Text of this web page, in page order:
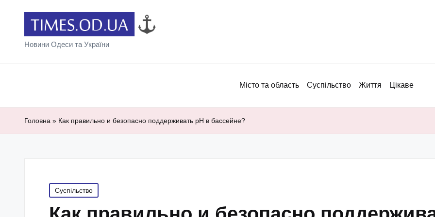
Новини Одеси та України
Місто та область Суспільство Життя Цікаве
Головна » Как правильно и безопасно поддерживать pH в бассейне?
Posted
in
Суспільство